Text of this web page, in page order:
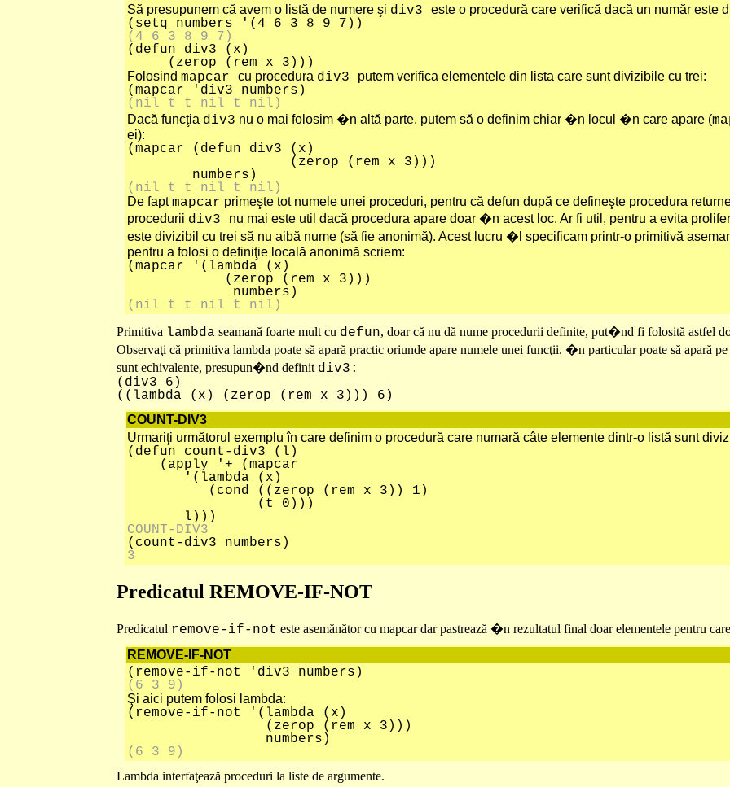
Să presupunem că avem o listă de numere şi div3 este o procedură care verifică dacă un număr este
(setq numbers '(4 6 3 8 9 7))
(4 6 3 8 9 7)
(defun div3 (x)
(zerop (rem x 3)))
Folosind mapcar cu procedura div3 putem verifica elementele din lista care sunt divizibile cu trei:
(mapcar 'div3 numbers)
(nil t t nil t nil)
Dacă funcţia div3 nu o mai folosim �n altă parte, putem să o definim chiar �n locul �n care apare (
ei):
(mapcar (defun div3 (x)
(zerop (rem x 3)))
numbers)
(nil t t nil t nil)
De faptmapcar primeşte tot numele unei proceduri, pentru că defun după ce defineşte procedura
procedurii div3 nu mai este util dacă procedura apare doar �n acest loc. Ar fi util, pentru a evita
este divizibil cu trei să nu aibă nume (să fie anonimă). Acest lucru �l specificam printr-o primitivă
pentru a folosi o definiţie locală anonimă scriem:
(mapcar '(lambda (x)
(zerop (rem x 3)))
numbers)
(nil t t nil t nil)
Primitiva lambda seamană foarte mult cu defun, doar că nu dă nume procedurii definite, put�nd fi folosită astfel
Observaţi că primitiva lambda poate să apară practic oriunde apare numele unei funcţii. �n particular poate să apară
sunt echivalente, presupun�nd definit div3:
(div3 6)
((lambda (x) (zerop (rem x 3))) 6)
COUNT-DIV3
Urmariţi următorul exemplu în care definim o procedură care numară câte elemente dintr-o listă sunt
(defun count-div3 (l)
(apply '+ (mapcar
'(lambda (x)
(cond ((zerop (rem x 3)) 1)
(t 0)))
l)))
COUNT-DIV3
(count-div3 numbers)
3
Predicatul REMOVE-IF-NOT
Predicatul remove-if-not este asemănător cu mapcar dar pastrează �n rezultatul final doar elementele pentru
REMOVE-IF-NOT
(remove-if-not 'div3 numbers)
(6 3 9)
Şi aici putem folosi lambda:
(remove-if-not '(lambda (x)
(zerop (rem x 3)))
numbers)
(6 3 9)
Lambda interfaţează proceduri la liste de argumente.